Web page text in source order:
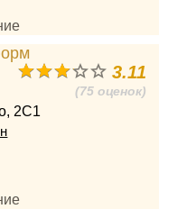
3.11
(75 оценок)
2С1